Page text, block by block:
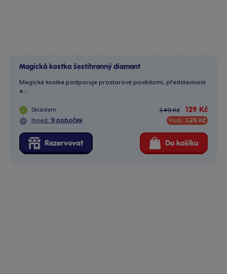
Magická kostka šestihranný diamant
Magická kostka podporuje prostorové povědomí, představivost
a...
Skladem
Ihned: 9 poboček
149 Kč 129 Kč
Klub: 125 Kč
Rezervovat Do košíku